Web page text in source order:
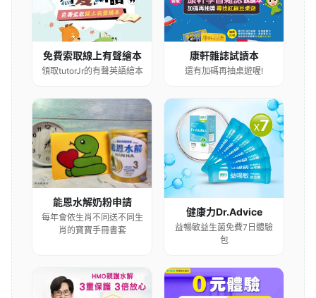
免費索取線上有聲繪本
領取tutorJr的有聲英語繪本
康軒雜誌試讀本
還有加碼再抽桌遊喔!
能恩水解奶粉申請
每年會依生肖不同送不同生
肖的寶寶手冊書套
健康力Dr.Advice
益暢敏益生菌免費7日體驗
包